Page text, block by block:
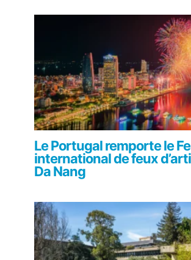
Le Portugal remporte le
international de feux
Da Nang